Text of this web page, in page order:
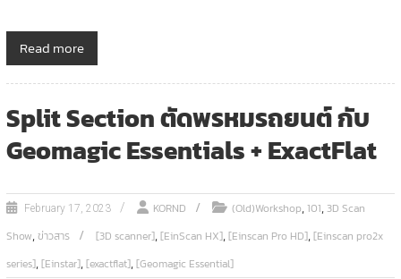
Read more
Split Section ตัดพรหมรถยนต์ กับ
Geomagic Essentials + ExactFlat
February 17, 2023 KORND (Old)Workshop,101,3D Scan
Show,ข่าวสาร [3D scanner],[EinScan HX],[Einscan Pro HD],[Einscan pro2x
series],[Einstar],[exactflat],[Geomagic Essential]